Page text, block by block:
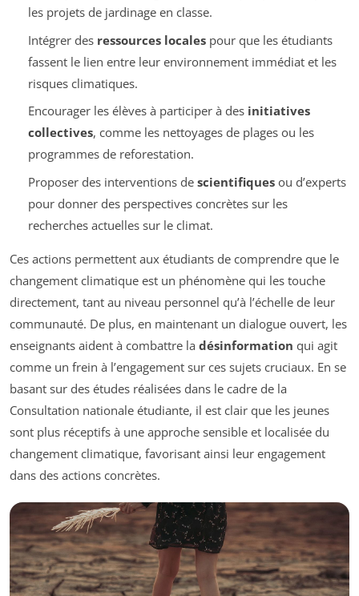
les projets de jardinage en classe.
Intégrer des ressources localespour que les étudiants
fassent le lien entre leur environnement immédiat et les
risques climatiques.
Encourager les élèves à participer à des initiatives
collectives, comme les nettoyages de plages ou les
programmes de reforestation.
Proposer des interventions de scientifiquesou d’experts
pour donner des perspectives concrètes sur les
recherches actuelles sur le climat.
Ces actions permettent aux étudiants de comprendre que le
changement climatique est un phénomène qui les touche
directement, tant au niveau personnel qu’à l’échelle de leur
communauté. De plus, en maintenant un dialogue ouvert, les
enseignants aident à combattre la désinformation qui agit
comme un frein à l’engagement sur ces sujets cruciaux. En se
basant sur des études réalisées dans le cadre de la
Consultation nationale étudiante, il est clair que les jeunes
sont plus réceptifs à une approche sensible et localisée du
changement climatique, favorisant ainsi leur engagement
dans des actions concrètes.